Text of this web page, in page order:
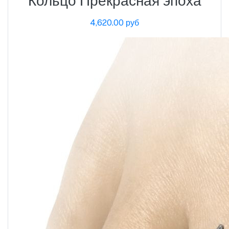
4,620.00 руб